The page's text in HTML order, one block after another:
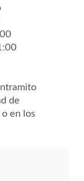
de
en los